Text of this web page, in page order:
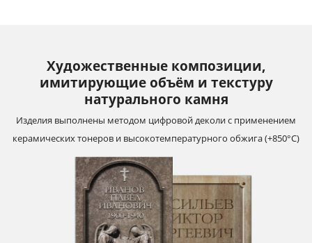
Художественные композиции,
имитирующие объём и текстуру
натурального камня
Изделия выполнены методом цифровой деколи с применением
керамических тонеров и высокотемпературного обжига (+850°С)